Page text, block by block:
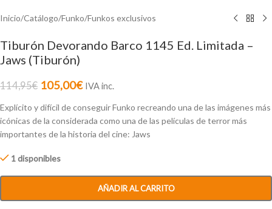
Inicio/Catálogo/Funko/Funkos exclusivos
Tiburón Devorando Barco 1145 Ed. Limitada –
Jaws (Tiburón)
114,95€ 105,00€ IVA inc.
Explícito y difícil de conseguir Funko recreando una de las imágenes más
icónicas de la considerada como una de las películas de terror más
importantes de la historia del cine: Jaws
1 disponibles
AÑADIR AL CARRITO